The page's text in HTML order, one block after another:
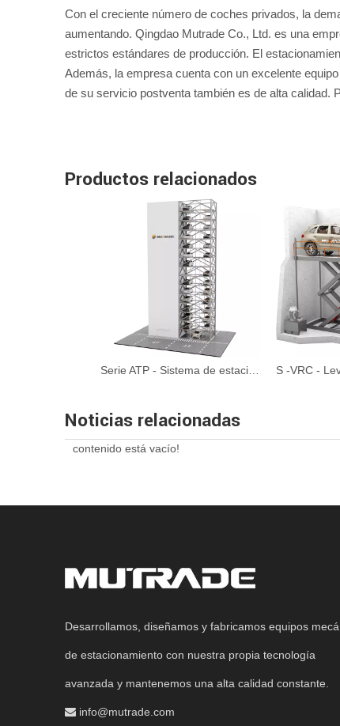
Con el creciente número de coches privados, la
aumentando. Qingdao Mutrade Co., Ltd. es una
estrictos estándares de producción. El
Además, la empresa cuenta con un excelente
de su servicio postventa también es de alta calidad.
Productos relacionados
Noticias relacionadas
contenido está vacío!
Desarrollamos, diseñamos y fabricamos equipos
de estacionamiento con nuestra propia tecnología
avanzada y mantenemos una alta calidad constante.
 info@mutrade.com